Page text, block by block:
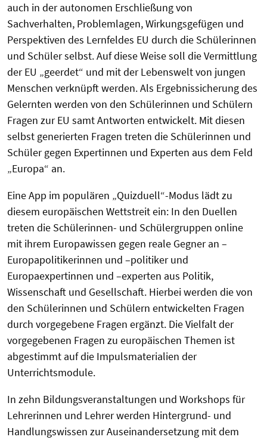
auch in der autonomen Erschließung von
Sachverhalten, Problemlagen, Wirkungsgefügen und
Perspektiven des Lernfeldes EU durch die Schülerinnen
und Schüler selbst. Auf diese Weise soll die Vermittlung
der EU „geerdet“ und mit der Lebenswelt von jungen
Menschen verknüpft werden. Als Ergebnissicherung des
Gelernten werden von den Schülerinnen und Schülern
Fragen zur EU samt Antworten entwickelt. Mit diesen
selbst generierten Fragen treten die Schülerinnen und
Schüler gegen Expertinnen und Experten aus dem Feld
„Europa“ an.
Eine App im populären „Quizduell“-Modus lädt zu
diesem europäischen Wettstreit ein: In den Duellen
treten die Schülerinnen- und Schülergruppen online
mit ihrem Europawissen gegen reale Gegner an –
Europapolitikerinnen und –politiker und
Europaexpertinnen und –experten aus Politik,
Wissenschaft und Gesellschaft. Hierbei werden die von
den Schülerinnen und Schülern entwickelten Fragen
durch vorgegebene Fragen ergänzt. Die Vielfalt der
vorgegebenen Fragen zu europäischen Themen ist
abgestimmt auf die Impulsmaterialien der
Unterrichtsmodule.
In zehn Bildungsveranstaltungen und Workshops für
Lehrerinnen und Lehrer werden Hintergrund- und
Handlungswissen zur Auseinandersetzung mit dem